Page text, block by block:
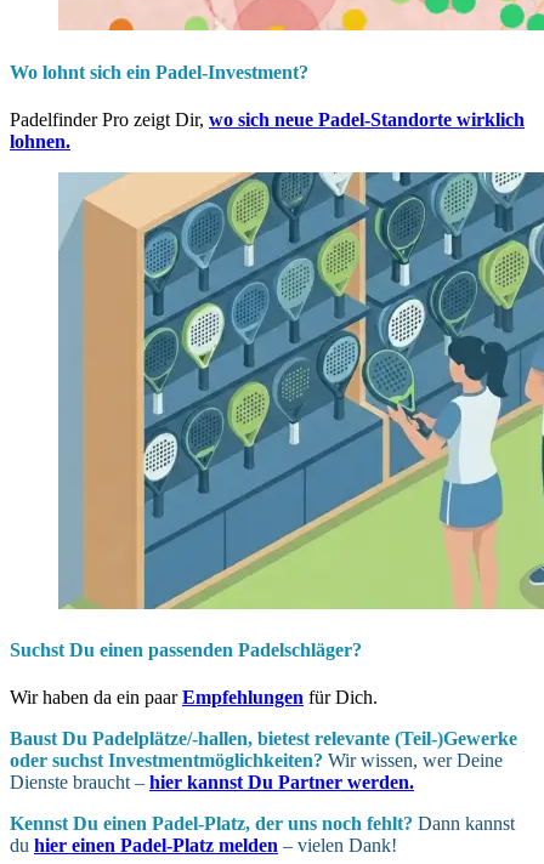
Wo lohnt sich ein Padel-Investment?
Padelfinder Pro zeigt Dir, wo sich neue Padel-Standorte wirklich
lohnen.
Suchst Du einen passenden Padelschläger?
Wir haben da ein paarEmpfehlungen für Dich.
Baust Du Padel­plätze/-hallen, bietest relevante (Teil-)Gewerke
oder suchst In­vest­ment­möglich­keiten? Wir wissen, wer Deine
Dienste braucht – hier kannst Du Partner werden.
Kennst Du einen Padel-Platz, der uns noch fehlt? Dann kannst
du hier einen Padel-Platz melden – vielen Dank!